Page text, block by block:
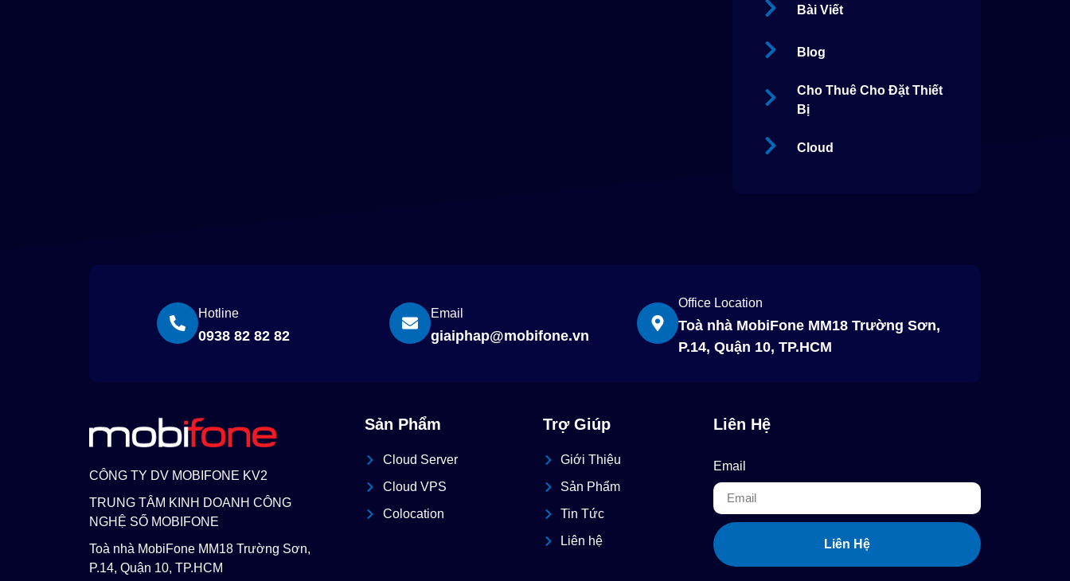
Bài Viết
Blog
Cho Thuê Cho Đặt Thiết
Bị
Cloud
Hotline
0938 82 82 82
Email
giaiphap@mobifone.vn
Office Location
Toà nhà MobiFone MM18 Trường Sơn,
P.14, Quận 10, TP.HCM
CÔNG TY DV MOBIFONE KV2
TRUNG TÂM KINH DOANH CÔNG
NGHỆ SỐ MOBIFONE
Toà nhà MobiFone MM18 Trường Sơn,
P.14, Quận 10, TP.HCM
Sản Phẩm
Cloud Server
Cloud VPS
Colocation
Trợ Giúp
Giới Thiệu
Sản Phẩm
Tin Tức
Liên hệ
Liên Hệ
Email
Liên Hệ